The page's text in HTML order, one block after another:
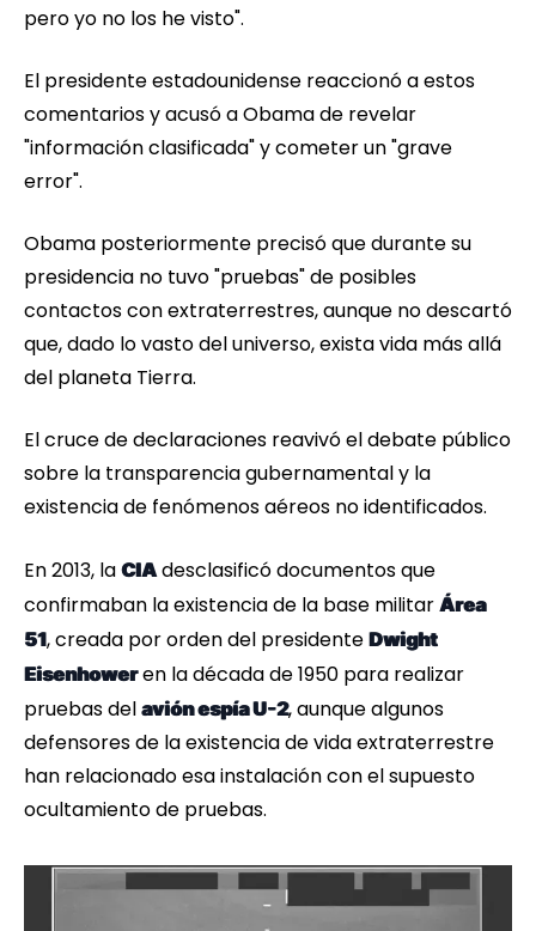
pero yo no los he visto".
El presidente estadounidense reaccionó a estos
comentarios y acusó a Obama de revelar
"información clasificada" y cometer un "grave
error".
Obama posteriormente precisó que durante su
presidencia no tuvo "pruebas" de posibles
contactos con extraterrestres, aunque no descartó
que, dado lo vasto del universo, exista vida más allá
del planeta Tierra.
El cruce de declaraciones reavivó el debate público
sobre la transparencia gubernamental y la
existencia de fenómenos aéreos no identificados.
En 2013, la CIAdesclasificó documentos que
confirmaban la existencia de la base militar Área
51, creada por orden del presidente Dwight
Eisenhoweren la década de 1950 para realizar
pruebas del avión espía U-2, aunque algunos
defensores de la existencia de vida extraterrestre
han relacionado esa instalación con el supuesto
ocultamiento de pruebas.